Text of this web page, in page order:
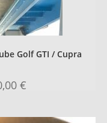
Golf GTI / Cupra
€